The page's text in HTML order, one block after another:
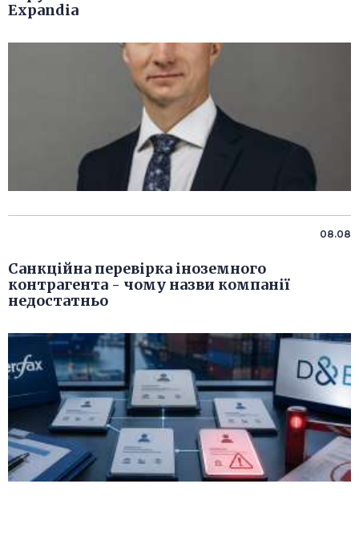
Expandia
08.08
Санкційна перевірка іноземного
контрагента - чому назви компанії
недостатньо